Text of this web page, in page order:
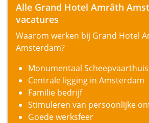
Alle Grand Hotel Amrâth
vacatures
Waarom werken bij Grand Hotel
Amsterdam?
Monumentaal Scheepvaarthuis
Centrale ligging in Amsterdam
Familie bedrijf
Stimuleren van persoonlijke
Goede werksfeer